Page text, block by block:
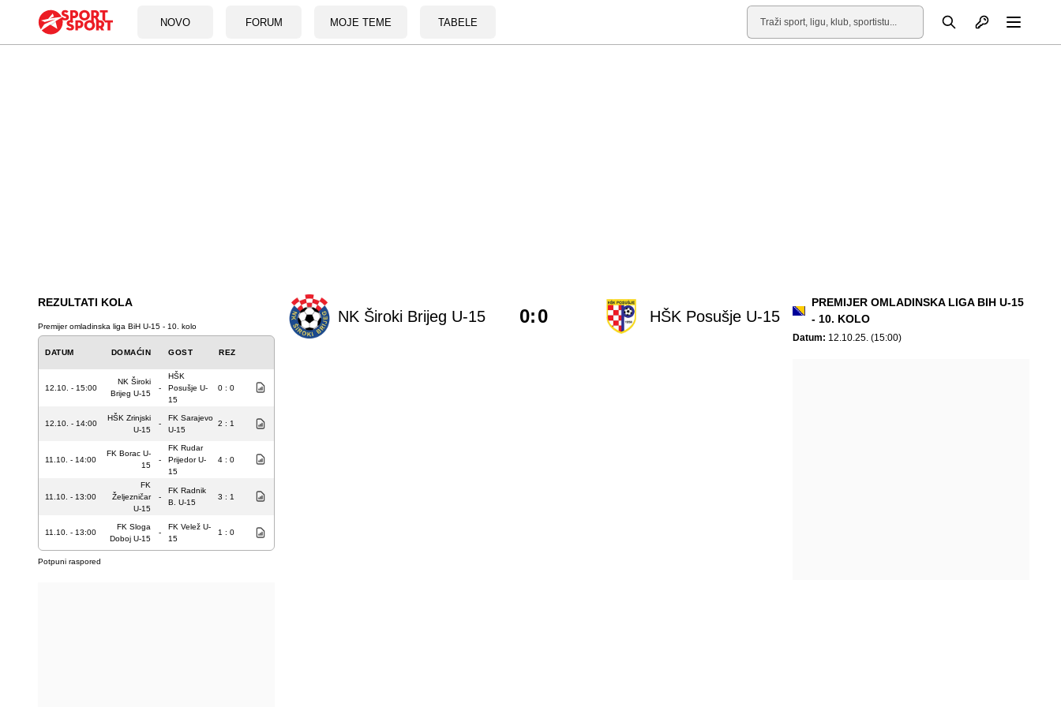
NOVO FORUM MOJE TEME TABELE
Pretraga Otvori profil
REZULTATI KOLA
Premijer omladinska liga BiH U-15 - 10. kolo
DATUM DOMAĆIN GOST REZ
12.10. - 15:00
NK Široki
Brijeg U-15
-
HŠK
Posušje U-
15
0 : 0
12.10. - 14:00
HŠK Zrinjski
U-15
-
FK Sarajevo
U-15
2 : 1
11.10. - 14:00
FK Borac U-
15
-
FK Rudar
Prijedor U-
15
4 : 0
11.10. - 13:00
FK
Željezničar
U-15
-
FK Radnik
B. U-15
3 : 1
11.10. - 13:00
FK Sloga
Doboj U-15
-
FK Velež U-
15
1 : 0
Potpuni raspored
NK Široki Brijeg U-15 HŠK Posušje U-15
0:0
PREMIJER OMLADINSKA LIGA BIH U-15
- 10. KOLO
Datum: 12.10.25. (15:00)